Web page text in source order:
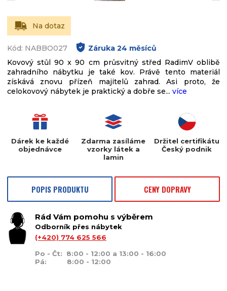
Na dotaz
Kód: NABBO027 Záruka 24 měsíců
Kovový stůl 90 x 90 cm průsvitný střed RadimV oblibě
zahradního nábytku je také kov. Právě tento materiál
získává znovu přízeň majitelů zahrad. Asi proto, že
celokovový nábytek je praktický a dobře se... více
Dárek ke každé
objednávce
Zdarma zasíláme
vzorky látek a
lamin
Držitel certifikátu
Český podnik
POPIS PRODUKTU CENY DOPRAVY
Rád Vám pomohu s výběrem
Odborník přes nábytek
(+420) 774 625 566
Po - Čt: 8:00 - 12:00 a 13:00 - 16:00
Pá: 8:00 - 12:00